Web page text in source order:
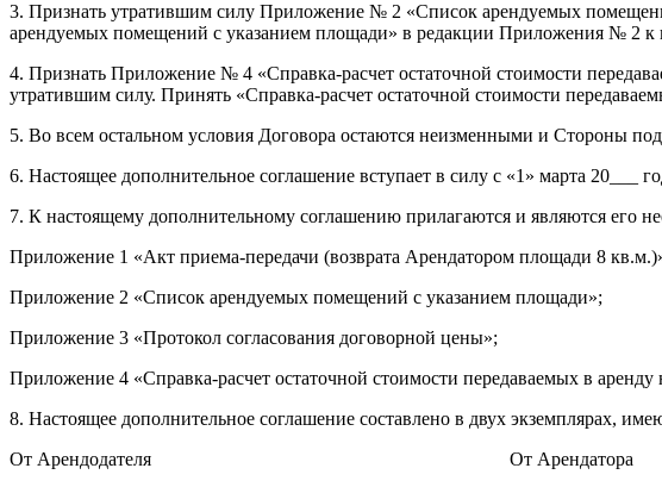
3. Признать утратившим силу Приложение № 2 «Список арендуемых
арендуемых помещений с указанием площади» в редакции Приложения № 2 к
4. Признать Приложение № 4 «Справка-расчет остаточной стоимости
утратившим силу. Принять «Справка-расчет остаточной стоимости
5. Во всем остальном условия Договора остаются неизменными и Стороны
6. Настоящее дополнительное соглашение вступает в силу с «1» марта 20___
7. К настоящему дополнительному соглашению прилагаются и являются его
Приложение 1 «Акт приема-передачи (возврата Арендатором площади 8
Приложение 2 «Список арендуемых помещений с указанием площади»;
Приложение 3 «Протокол согласования договорной цены»;
Приложение 4 «Справка-расчет остаточной стоимости передаваемых в
8. Настоящее дополнительное соглашение составлено в двух экземплярах,
От Арендодателя
От Арендатора